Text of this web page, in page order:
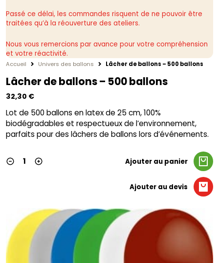
Passé ce délai, les commandes risquent de ne pouvoir être
traitées qu’à la réouverture des ateliers.
Nous vous remercions par avance pour votre compréhension
et votre réactivité.
Accueil Univers des ballons Lâcher de ballons – 500 ballons
Lâcher de ballons – 500 ballons
32,30 €
Lot de 500 ballons en latex de 25 cm, 100%
biodégradables et respectueux de l’environnement,
parfaits pour des lâchers de ballons lors d’événements.
Ajouter au panier
Ajouter au devis